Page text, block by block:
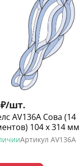
₽/шт.
AV136A Сова (14
104 х 314 мм
Артикул AV136A